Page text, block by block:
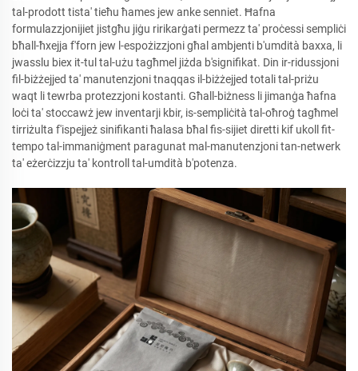
tal-prodott tista' tieħu ħames jew anke senniet. Ħafna
formulazzjonijiet jistgħu jiġu ririkarġati permezz ta' proċessi sempliċi
bħall-ħxejja f'forn jew l-espożizzjoni għal ambjenti b'umdità baxxa, li
jwasslu biex it-tul tal-użu tagħmel jiżda b'signifikat. Din ir-ridussjoni
fil-biżżejjed ta' manutenzjoni tnaqqas il-biżżejjed totali tal-priżu
waqt li tewrba protezzjoni kostanti. Għall-biżness li jimanġa ħafna
loċi ta' stoccawż jew inventarji kbir, is-sempliċità tal-oħroġ tagħmel
tirriżulta f'ispejjeż sinifikanti ħalasa bħal fis-sijiet diretti kif ukoll fit-
tempo tal-immaniġment paragunat mal-manutenzjoni tan-netwerk
ta' eżerċizzju ta' kontroll tal-umdità b'potenza.